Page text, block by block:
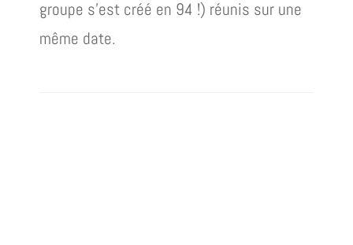
groupe s’est créé en 94 !) réunis sur une
même date.